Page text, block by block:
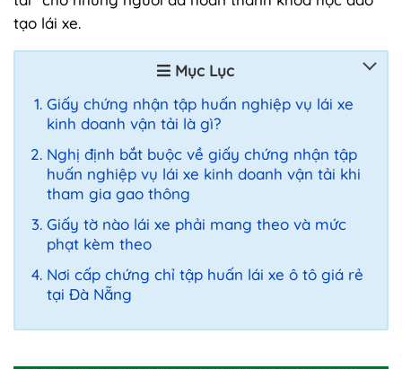
tạo lái xe.
Mục Lục
Giấy chứng nhận tập huấn nghiệp vụ lái xe
kinh doanh vận tải là gì?
Nghị định bắt buộc về giấy chứng nhận tập
huấn nghiệp vụ lái xe kinh doanh vận tải khi
tham gia gao thông
Giấy tờ nào lái xe phải mang theo và mức
phạt kèm theo
Nơi cấp chứng chỉ tập huấn lái xe ô tô giá rẻ
tại Đà Nẵng